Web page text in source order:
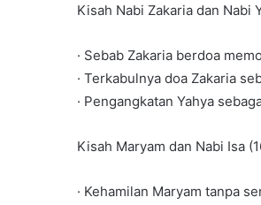
Kisah Nabi Zakaria dan Nabi
· Sebab Zakaria berdoa
· Terkabulnya doa Zakaria
· Pengangkatan Yahya
Kisah Maryam dan Nabi Isa
· Kehamilan Maryam tanpa